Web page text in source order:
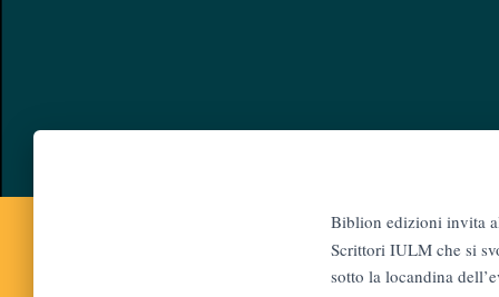
Biblion edizioni invita
Scrittori IULM che si
sotto la locandina